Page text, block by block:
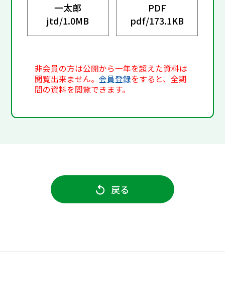
一太郎
jtd/1.0MB
PDF
pdf/173.1KB
非会員の方は公開から一年を超えた資料は
閲覧出来ません。会員登録をすると、全期
間の資料を閲覧できます。
戻る